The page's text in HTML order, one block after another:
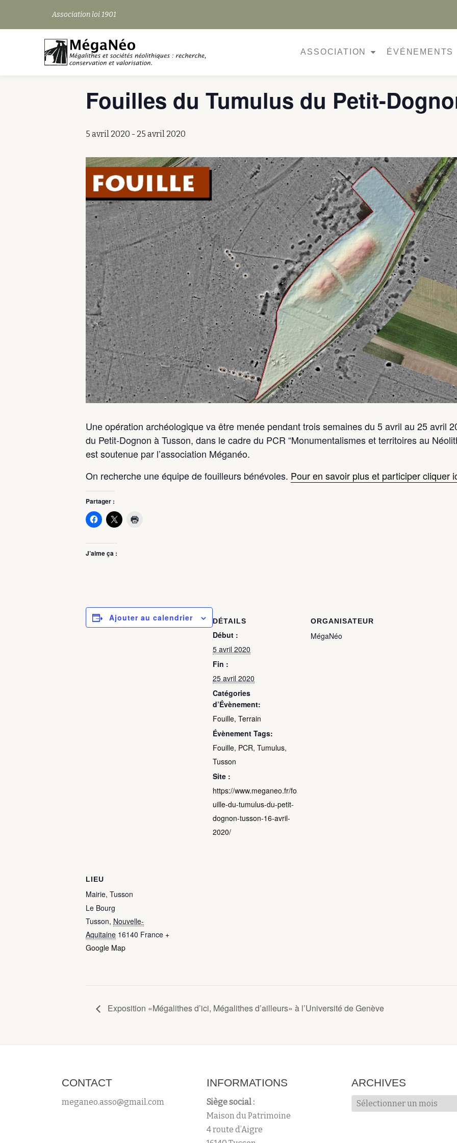
Aller
Association loi 1901
ASSOCIATION ÉVÉNEMENTS
« Tous les Évènements
Cet évènement est passé.
Fouilles du Tumulus du Petit-
5 avril 2020 - 25 avril 2020
Une opération archéologique va être menée pendant trois semaines du 5 avril au 25 avril
du Petit-Dognon à Tusson, dans le cadre du PCR “Monumentalismes et territoires au
est soutenue par l’association Méganéo.
On recherche une équipe de fouilleurs bénévoles. Pour en savoir plus et participer cliquer
Partager :
J’aime ça :
Ajouter au calendrier DÉTAILS
Début :
5 avril 2020
Fin :
25 avril 2020
Catégories
d’Évènement:
Fouille, Terrain
Évènement Tags:
Fouille, PCR, Tumulus,
Tusson
Site :
https://www.meganeo.fr/fo
uille-du-tumulus-du-petit-
dognon-tusson-16-avril-
2020/
ORGANISATEUR
MégaNéo
LIEU
Mairie, Tusson
Le Bourg
Tusson, Nouvelle-
Aquitaine 16140 France +
Google Map
Exposition «Mégalithes d’ici, Mégalithes d’ailleurs» à l’Université de Genève
CONTACT
meganeo.asso@gmail.com
INFORMATIONS
Siège social :
Maison du Patrimoine
4 route d’Aigre
ARCHIVES
Archives